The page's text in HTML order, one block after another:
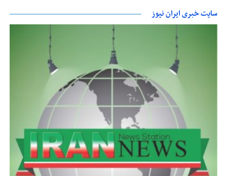
سایت خبری ایران نیوز